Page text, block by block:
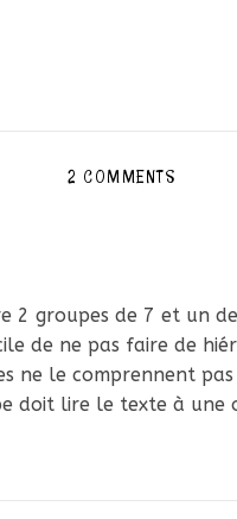
2 COMMENTS
2 groupes de 7 et un
de ne pas faire de
ne le comprennent
doit lire le texte à une